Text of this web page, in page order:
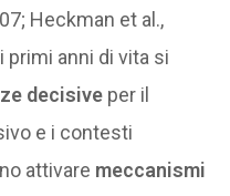
Heckman et al.,
primi anni di vita si
decisive per il
e i contesti
attivare meccanismi